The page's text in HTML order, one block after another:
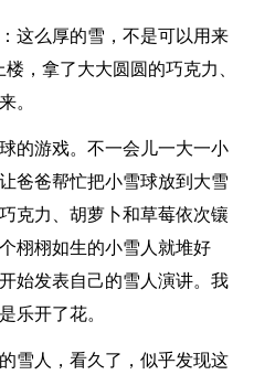
这么厚的雪，不是可以用来
，拿了大大圆圆的巧克力、
。
的游戏。不一会儿一大一小
爸爸帮忙把小雪球放到大雪
克力、胡萝卜和草莓依次镶
栩栩如生的小雪人就堆好
始发表自己的雪人演讲。我
乐开了花。
雪人，看久了，似乎发现这